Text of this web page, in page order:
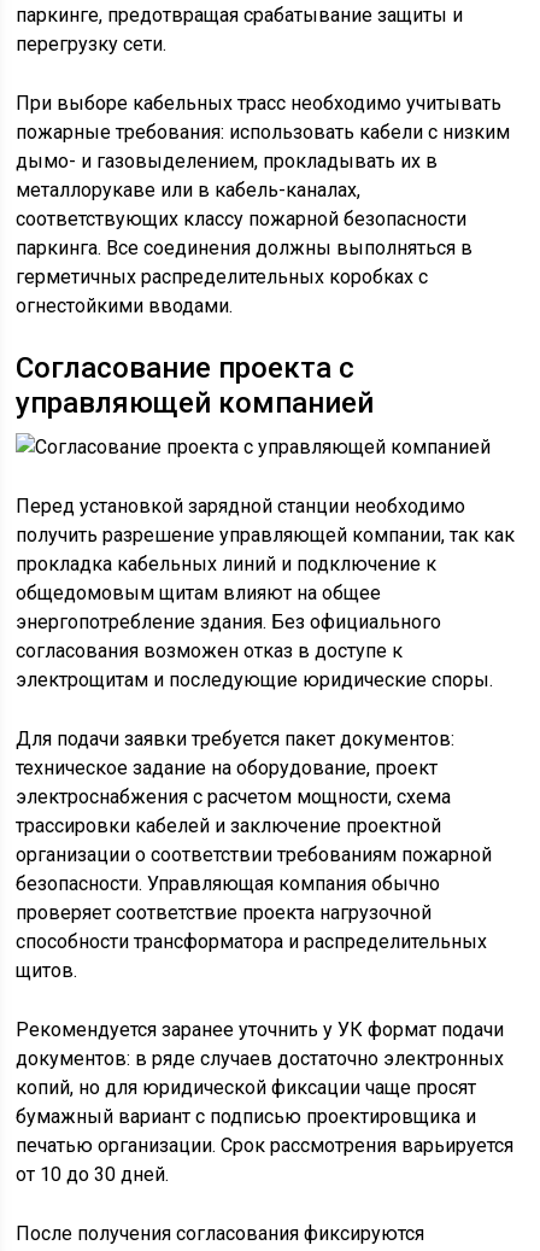
паркинге, предотвращая срабатывание защиты и
перегрузку сети.
При выборе кабельных трасс необходимо учитывать
пожарные требования: использовать кабели с низким
дымо- и газовыделением, прокладывать их в
металлорукаве или в кабель-каналах,
соответствующих классу пожарной безопасности
паркинга. Все соединения должны выполняться в
герметичных распределительных коробках с
огнестойкими вводами.
Согласование проекта с
управляющей компанией
Перед установкой зарядной станции необходимо
получить разрешение управляющей компании, так как
прокладка кабельных линий и подключение к
общедомовым щитам влияют на общее
энергопотребление здания. Без официального
согласования возможен отказ в доступе к
электрощитам и последующие юридические споры.
Для подачи заявки требуется пакет документов:
техническое задание на оборудование, проект
электроснабжения с расчетом мощности, схема
трассировки кабелей и заключение проектной
организации о соответствии требованиям пожарной
безопасности. Управляющая компания обычно
проверяет соответствие проекта нагрузочной
способности трансформатора и распределительных
щитов.
Рекомендуется заранее уточнить у УК формат подачи
документов: в ряде случаев достаточно электронных
копий, но для юридической фиксации чаще просят
бумажный вариант с подписью проектировщика и
печатью организации. Срок рассмотрения варьируется
от 10 до 30 дней.
После получения согласования фиксируются